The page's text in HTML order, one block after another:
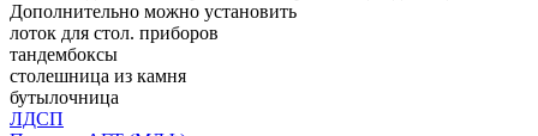
Дополнительно можно установить
лоток для стол. приборов
тандембоксы
столешница из камня
бутылочница
ЛДСП